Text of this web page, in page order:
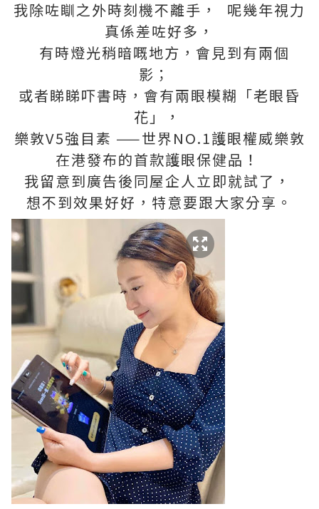
我除咗瞓之外時刻機不離手， 呢幾年視力
真係差咗好多，
有時燈光稍暗嘅地方，會見到有兩個
影；
或者睇睇吓書時，會有兩眼模糊「老眼昏
花」，
樂敦V5強目素 ——世界NO.1護眼權威樂敦
在港發布的首款護眼保健品！
我留意到廣告後同屋企人立即就試了，
想不到效果好好，特意要跟大家分享。